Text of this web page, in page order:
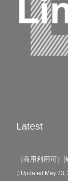
Latest
［商用利用可］
Updated May 23,